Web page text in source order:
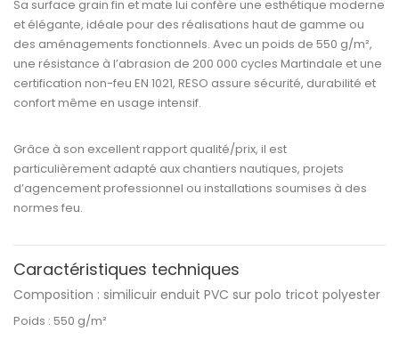
Sa surface grain fin et mate lui confère une esthétique moderne
et élégante, idéale pour des réalisations haut de gamme ou
des aménagements fonctionnels. Avec un poids de 550 g/m²,
une résistance à l’abrasion de 200 000 cycles Martindale et une
certification non-feu EN 1021, RESO assure sécurité, durabilité et
confort même en usage intensif.
Grâce à son excellent rapport qualité/prix, il est
particulièrement adapté aux chantiers nautiques, projets
d’agencement professionnel ou installations soumises à des
normes feu.
Caractéristiques techniques
Composition : similicuir enduit PVC sur polo tricot polyester
Poids : 550 g/m²